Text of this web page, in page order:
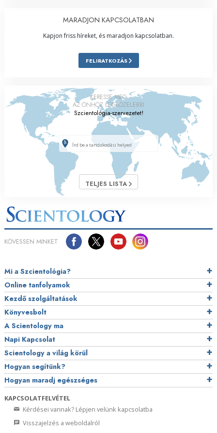
MARADJON KAPCSOLATBAN
Kapjon friss híreket, és maradjon kapcsolatban.
FELIRATKOZÁS
KERESSE MEG
AZ ÖNHÖZ LEGKÖZELEBBI
Szcientológia-szervezetet!
TELJES LISTA
KÖVESSEN MINKET
Mi a Szcientológia?
Online tanfolyamok
Kezdő szolgáltatások
Könyvesbolt
A Scientology ma
Napi Kapcsolat
Scientology a világ körül
Hogyan segítünk?
Hogyan maradj egészséges
KAPCSOLATFELVÉTEL
Kérdései vannak? Lépjen velünk kapcsolatba
Visszajelzés a weboldalról